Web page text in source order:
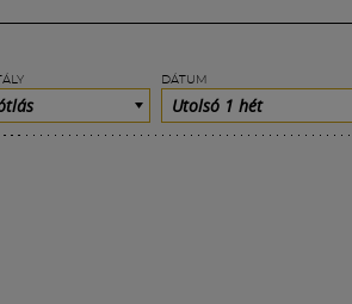
DÁTUM
Utolsó 1 hét